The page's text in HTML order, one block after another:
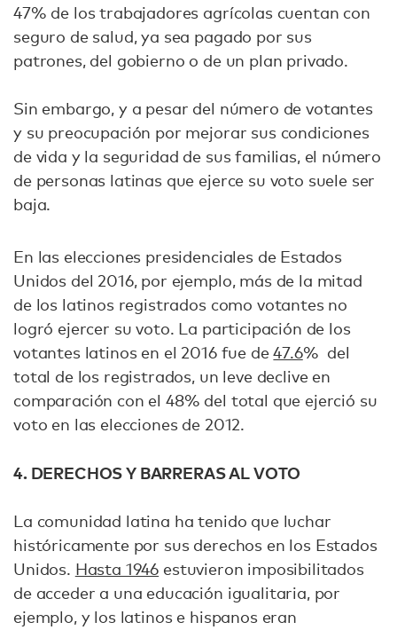
47% de los trabajadores agrícolas cuentan con
seguro de salud, ya sea pagado por sus
patrones, del gobierno o de un plan privado.
Sin embargo, y a pesar del número de votantes
y su preocupación por mejorar sus condiciones
de vida y la seguridad de sus familias, el número
de personas latinas que ejerce su voto suele ser
baja.
En las elecciones presidenciales de Estados
Unidos del 2016, por ejemplo, más de la mitad
de los latinos registrados como votantes no
logró ejercer su voto. La participación de los
votantes latinos en el 2016 fue de47.6% del
total de los registrados, un leve declive en
comparación con el 48% del total que ejerció su
voto en las elecciones de 2012.
4. DERECHOS Y BARRERAS AL VOTO
La comunidad latina ha tenido que luchar
históricamente por sus derechos en los Estados
Unidos. Hasta 1946 estuvieron imposibilitados
de acceder a una educación igualitaria, por
ejemplo, y los latinos e hispanos eran